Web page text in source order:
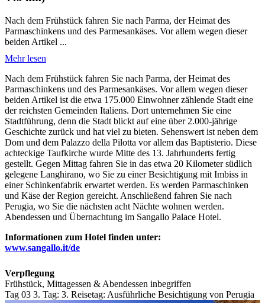
Nach dem Frühstück fahren Sie nach Parma, der Heimat des
Parmaschinkens und des Parmesankäses. Vor allem wegen dieser
beiden Artikel ...
Mehr lesen
Nach dem Frühstück fahren Sie nach Parma, der Heimat des
Parmaschinkens und des Parmesankäses. Vor allem wegen dieser
beiden Artikel ist die etwa 175.000 Einwohner zählende Stadt eine
der reichsten Gemeinden Italiens. Dort unternehmen Sie eine
Stadtführung, denn die Stadt blickt auf eine über 2.000-jährige
Geschichte zurück und hat viel zu bieten. Sehenswert ist neben dem
Dom und dem Palazzo della Pilotta vor allem das Baptisterio. Diese
achteckige Taufkirche wurde Mitte des 13. Jahrhunderts fertig
gestellt. Gegen Mittag fahren Sie in das etwa 20 Kilometer südlich
gelegene Langhirano, wo Sie zu einer Besichtigung mit Imbiss in
einer Schinkenfabrik erwartet werden. Es werden Parmaschinken
und Käse der Region gereicht. Anschließend fahren Sie nach
Perugia, wo Sie die nächsten acht Nächte wohnen werden.
Abendessen und Übernachtung im Sangallo Palace Hotel.
Informationen zum Hotel finden unter:
www.sangallo.it/de
Verpflegung
Frühstück, Mittagessen & Abendessen inbegriffen
Tag 03 3. Tag: 3. Reisetag: Ausführliche Besichtigung von Perugia